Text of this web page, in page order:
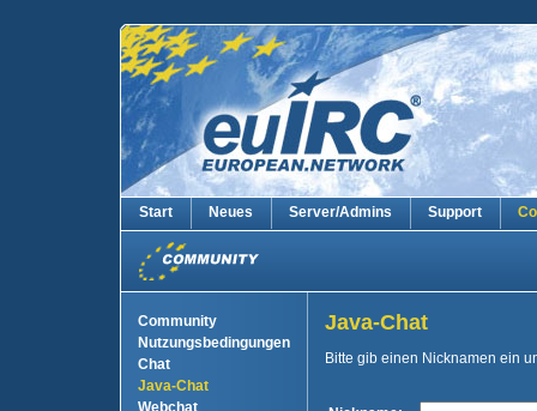
Start Neues Server/Admins Support
Community
Nutzungsbedingungen
Chat
Java-Chat
Webchat
Java-Chat
Bitte gib einen Nicknamen ein